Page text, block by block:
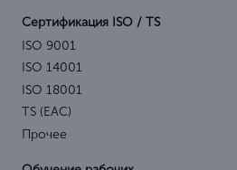
Сертификация ISO / TS
ISO 9001
ISO 14001
ISO 18001
TS (EAC)
Прочее